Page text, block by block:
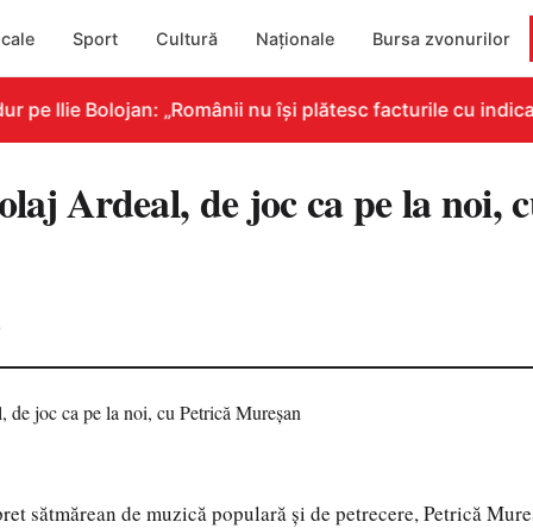
Sport Cultură Naționale Bursa zvonurilor
pe Ilie Bolojan: „Românii nu își plătesc facturile cu
Ardeal, de joc ca pe la noi,
sătmărean de muzică populară și de petrecere, Petrică